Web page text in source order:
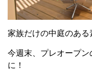
家族だけの中庭のある
今週末、プレオープ
に！